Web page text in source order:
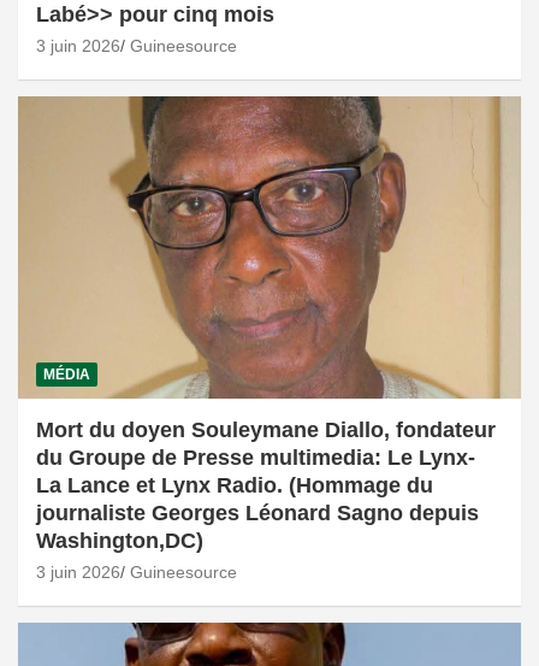
Labé>> pour cinq mois
3 juin 2026 Guineesource
MÉDIA
Mort du doyen Souleymane Diallo, fondateur
du Groupe de Presse multimedia: Le Lynx-
La Lance et Lynx Radio. (Hommage du
journaliste Georges Léonard Sagno depuis
Washington,DC)
3 juin 2026 Guineesource